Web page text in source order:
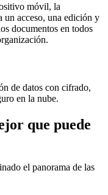
móvil, la
un acceso, una edición y
documentos en todos
de datos con cifrado,
en la nube.
que puede
el panorama de las